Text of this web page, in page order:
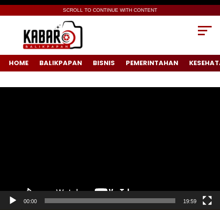
SCROLL TO CONTINUE WITH CONTENT
HOME BALIKPAPAN BISNIS PEMERINTAHAN
00:00 19:59